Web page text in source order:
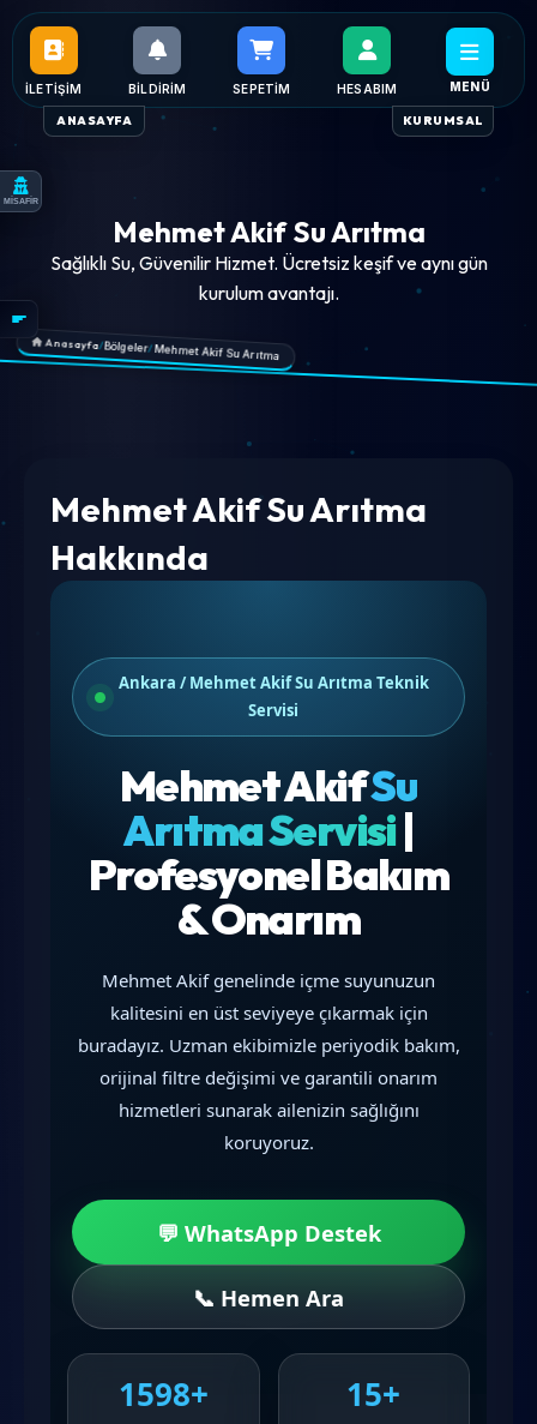
ANASAYFA KURUMSAL
İLETIŞIM BILDIRIM SEPETIM HESABIM MENÜ
Mehmet Akif Su Arıtma
Sağlıklı Su, Güvenilir Hizmet. Ücretsiz keşif ve aynı gün
kurulum avantajı.
Anasayfa/Bölgeler/Mehmet Akif Su Arıtma
Mehmet Akif Su Arıtma
Hakkında
Ankara / Mehmet Akif Su Arıtma Teknik
Servisi
Mehmet AkifSu
Arıtma Servisi|
Profesyonel Bakım
& Onarım
Mehmet Akif genelinde içme suyunuzun
kalitesini en üst seviyeye çıkarmak için
buradayız. Uzman ekibimizle periyodik bakım,
orijinal filtre değişimi ve garantili onarım
hizmetleri sunarak ailenizin sağlığını
koruyoruz.
💬 WhatsApp Destek
📞 Hemen Ara
1598+ 15+
MİSAFİR